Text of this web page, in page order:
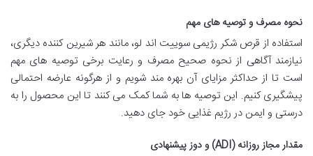
نحوه مصرف و توصیه های مهم
استفاده از قرص شکر رژیمی سوییت اند لو، مانند هر شیرین کننده دیگری،
نیازمند آگاهی از نحوه صحیح مصرف و رعایت برخی توصیه های مهم
است تا از حداکثر مزایای آن بهره مند شویم و از هرگونه عارضه احتمالی
پیشگیری کنیم. این توصیه ها به شما کمک می کنند تا این محصول را به
درستی و ایمن در رژیم غذایی خود جای دهید.
مقدار مجاز روزانه (ADI) و دوز پیشنهادی